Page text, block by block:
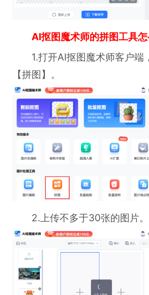
AI抠图魔术师的拼图工具怎
1.打开AI抠图魔术师客户端
【拼图】。
2.上传不多于30张的图片。